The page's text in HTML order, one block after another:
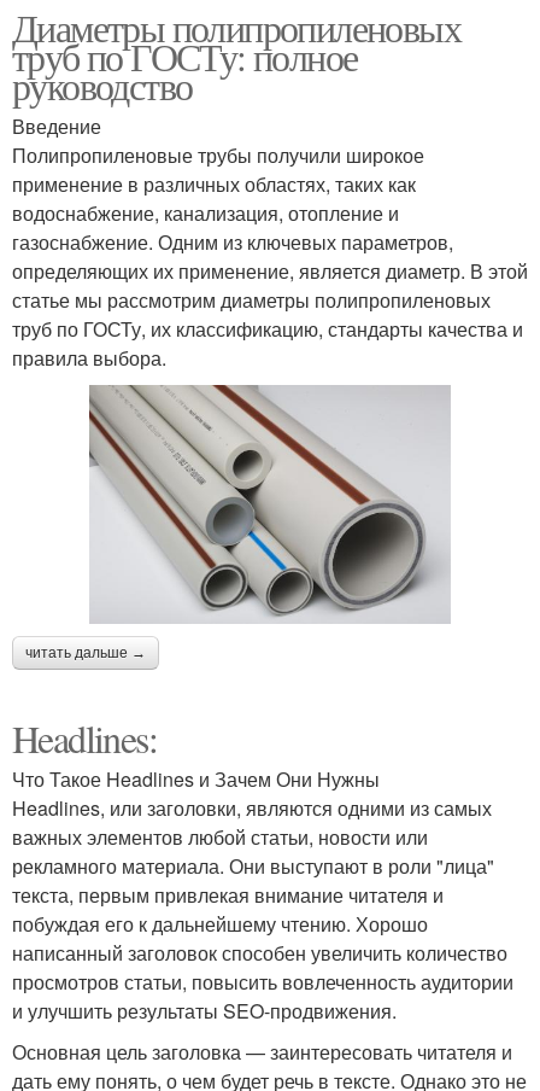
Диаметры полипропиленовых
труб по ГОСТу: полное
руководство
Введение
Полипропиленовые трубы получили широкое
применение в различных областях, таких как
водоснабжение, канализация, отопление и
газоснабжение. Одним из ключевых параметров,
определяющих их применение, является диаметр. В этой
статье мы рассмотрим диаметры полипропиленовых
труб по ГОСТу, их классификацию, стандарты качества и
правила выбора.
читать дальше →
Headlines:
Что Такое Headlines и Зачем Они Нужны
Headlines, или заголовки, являются одними из самых
важных элементов любой статьи, новости или
рекламного материала. Они выступают в роли "лица"
текста, первым привлекая внимание читателя и
побуждая его к дальнейшему чтению. Хорошо
написанный заголовок способен увеличить количество
просмотров статьи, повысить вовлеченность аудитории
и улучшить результаты SEO-продвижения.
Основная цель заголовка — заинтересовать читателя и
дать ему понять, о чем будет речь в тексте. Однако это не